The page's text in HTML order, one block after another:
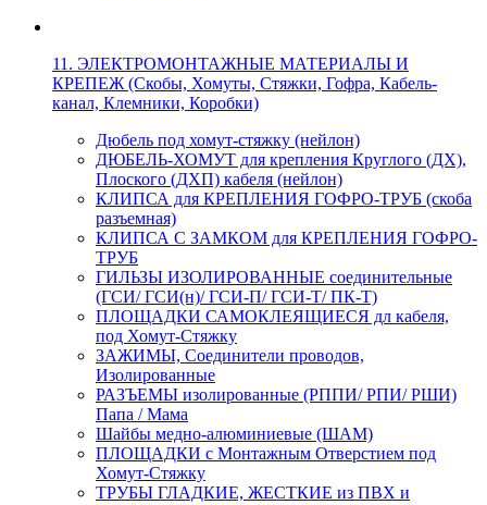
11. ЭЛЕКТРОМОНТАЖНЫЕ МАТЕРИАЛЫ И
КРЕПЕЖ (Скобы, Хомуты, Стяжки, Гофра, Кабель-
канал, Клемники, Коробки)
Дюбель под хомут-стяжку (нейлон)
ДЮБЕЛЬ-ХОМУТ для крепления Круглого (ДХ),
Плоского (ДХП) кабеля (нейлон)
КЛИПСА для КРЕПЛЕНИЯ ГОФРО-ТРУБ (скоба
разъемная)
КЛИПСА С ЗАМКОМ для КРЕПЛЕНИЯ ГОФРО-
ТРУБ
ГИЛЬЗЫ ИЗОЛИРОВАННЫЕ соединительные
(ГСИ/ ГСИ(н)/ ГСИ-П/ ГСИ-Т/ ПК-Т)
ПЛОЩАДКИ САМОКЛЕЯЩИЕСЯ дл кабеля,
под Хомут-Стяжку
ЗАЖИМЫ, Соединители проводов,
Изолированные
РАЗЪЕМЫ изолированные (РППИ/ РПИ/ РШИ)
Папа / Мама
Шайбы медно-алюминиевые (ШАМ)
ПЛОЩАДКИ с Монтажным Отверстием под
Хомут-Стяжку
ТРУБЫ ГЛАДКИЕ, ЖЕСТКИЕ из ПВХ и